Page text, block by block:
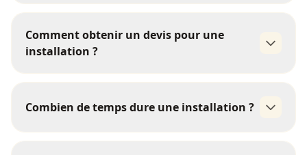
pleines
rideau
micro-perforé
Comment obtenir un devis pour une
installation ?
Combien de temps dure une installation ?